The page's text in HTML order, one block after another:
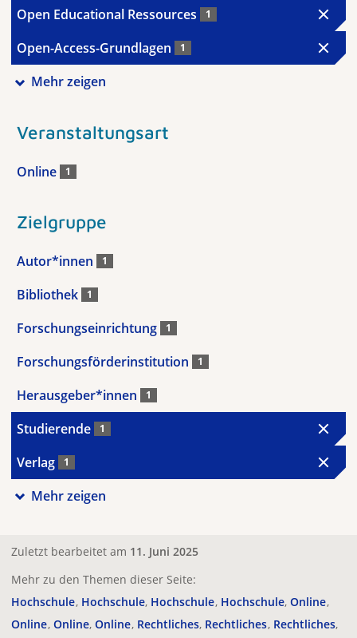
Open Educational Ressources 1
Open-Access-Grundlagen 1
Mehr zeigen
Veranstaltungsart
Online 1
Zielgruppe
Autor*innen 1
Bibliothek 1
Forschungseinrichtung 1
Forschungsförderinstitution 1
Herausgeber*innen 1
Studierende 1
Verlag 1
Mehr zeigen
Zuletzt bearbeitet am 11. Juni 2025
Mehr zu den Themen dieser Seite:
Hochschule Hochschule Hochschule Hochschule Online
Online Online Online Rechtliches Rechtliches Rechtliches